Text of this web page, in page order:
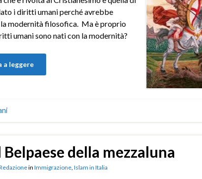
i diritti umani perché avrebbe
modernità filosofica. Ma è proprio
umani sono nati con la modernità?
a leggere
Belpaese della mezzaluna
in Immigrazione, Islam in Italia